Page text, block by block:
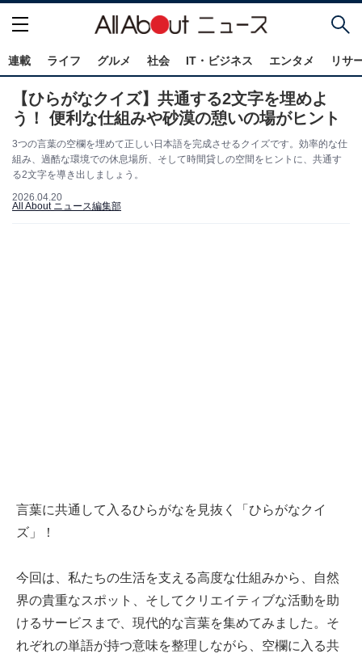
連載 ライフ グルメ 社会 IT・ビジネス エンタメ リサ
【ひらがなクイズ】共通する2文字を埋めよ
う！ 便利な仕組みや砂漠の憩いの場がヒント
3つの言葉の空欄を埋めて正しい日本語を完成させるクイズです。効率的な仕
組み、過酷な環境での休息場所、そして時間貸しの空間をヒントに、共通す
る2文字を導き出しましょう。
2026.04.20
All About ニュース編集部
言葉に共通して入るひらがなを見抜く「ひらがなクイ
ズ」！
今回は、私たちの生活を支える高度な仕組みから、自然
界の貴重なスポット、そしてクリエイティブな活動を助
けるサービスまで、現代的な言葉を集めてみました。そ
れぞれの単語が持つ意味を整理しながら、空欄に入る共